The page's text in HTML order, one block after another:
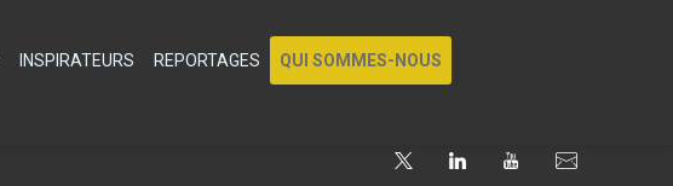
INSPIRATEURS REPORTAGES QUI SOMMES-NOUS